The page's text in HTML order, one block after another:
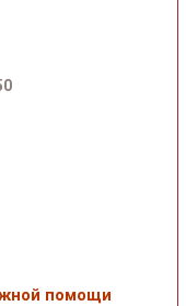
помощи